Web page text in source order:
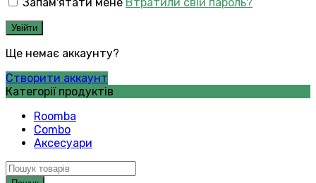
Увійти
Ще немає аккаунту?
Створити аккаунт
Категорії продуктів
Roomba
Combo
Аксесуари